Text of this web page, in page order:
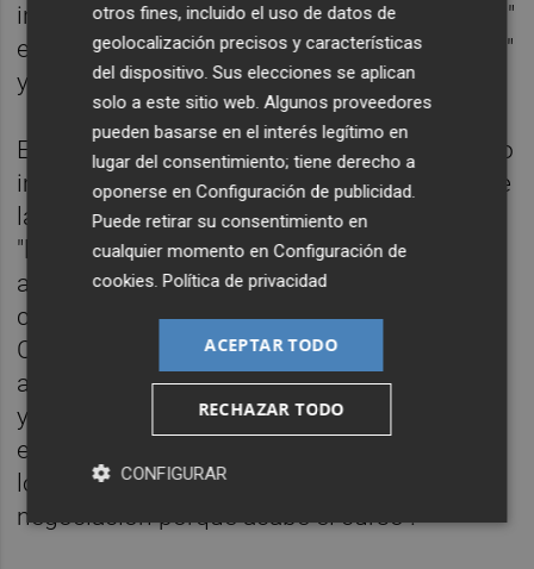
inmediata". A su juicio, tiene "más beneficios"
esta segunda opción para no "perder tiempo"
y poder "controlarla" desde los sindicatos.
El coordinador de STEPV también ha restado
importancia a que el curso educativo finalice
la semana que viene, ya que considera que
"la negociación no tiene por qué estancarse"
aunque haya acabado. "De hecho, en julio es
cuando más negociaciones hacemos en la
Conselleria, porque se tienen que cerrar las
adjudicaciones, las comisiones de servicios
y las instrucciones de inicio de curso. Julio
es un mes muy intenso de negociación, por
lo que no hay problema y no se acaba la
negociación porque acabe el curso".
otros fines, incluido el uso de datos de
geolocalización precisos y características
del dispositivo. Sus elecciones se aplican
solo a este sitio web. Algunos proveedores
pueden basarse en el interés legítimo en
lugar del consentimiento; tiene derecho a
oponerse enConfiguración de publicidad.
Puede retirar su consentimiento en
cualquier momento enConfiguración de
cookies.Política de privacidad
ACEPTAR TODO
RECHAZAR TODO
CONFIGURAR